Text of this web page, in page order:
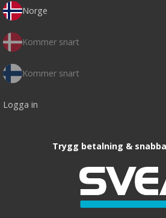
Norge
Kommer snart
Kommer snart
Logga in
Trygg betalning &